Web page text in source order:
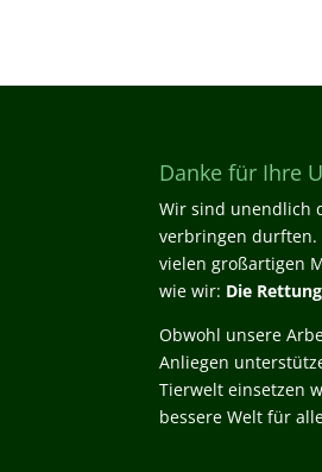
Danke für Ihre
Wir sind unendlich
verbringen durften.
vielen großartigen
wie wir: Die
Obwohl unsere
Anliegen
Tierwelt einsetzen
bessere Welt für